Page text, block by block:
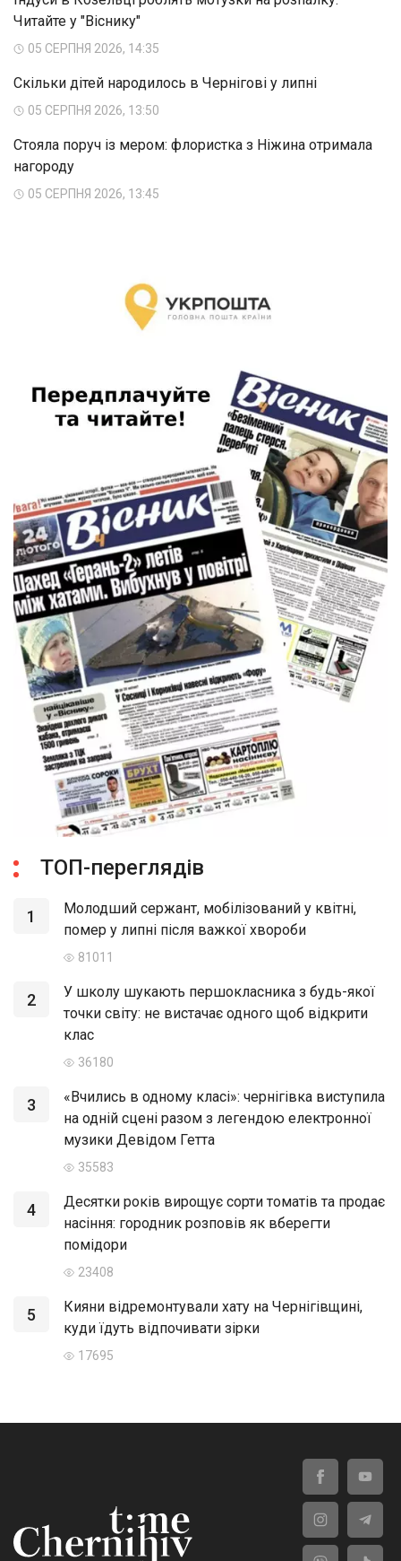
Читайте у "Віснику"
05 СЕРПНЯ 2026, 14:35
Скільки дітей народилось в Чернігові у липні
05 СЕРПНЯ 2026, 13:50
Стояла поруч із мером: флористка з Ніжина отримала
нагороду
05 СЕРПНЯ 2026, 13:45
ТОП-переглядів
1
Молодший сержант, мобілізований у квітні,
помер у липні після важкої хвороби
81011
2
У школу шукають першокласника з будь-якої
точки світу: не вистачає одного щоб відкрити
клас
36180
3
«Вчились в одному класі»: чернігівка виступила
на одній сцені разом з легендою електронної
музики Девідом Гетта
35583
4
Десятки років вирощує сорти томатів та продає
насіння: городник розповів як вберегти
помідори
23408
5
Кияни відремонтували хату на Чернігівщині,
куди їдуть відпочивати зірки
17695